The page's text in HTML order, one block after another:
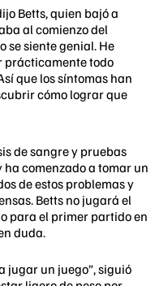
Betts, quien bajó a
al comienzo del
se siente genial. He
prácticamente todo
que los síntomas han
cómo lograr que
de sangre y pruebas
comenzado a tomar un
de estos problemas y
Betts no jugará el
para el primer partido en
duda.
jugar un juego”, siguió